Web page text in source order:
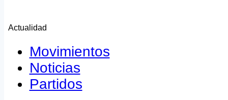
Actualidad
Movimientos
Noticias
Partidos